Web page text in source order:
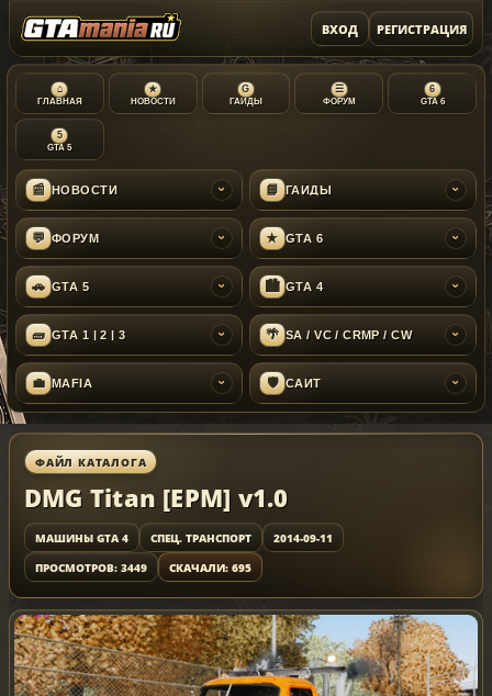
ВХОД РЕГИСТРАЦИЯ
⌂
ГЛАВНАЯ
★
НОВОСТИ
G
ГАЙДЫ
☰
ФОРУМ
6
GTA 6
5
GTA 5
📰 НОВОСТИ › 📘 ГАЙДЫ ›
💬 ФОРУМ › ★ GTA 6 ›
🚗 GTA 5 › 🏙 GTA 4 ›
🧱 GTA 1 | 2 | 3 › 🌴 SA / VC / CRMP / CW ›
💼 MAFIA › 🛡 САЙТ ›
ФАЙЛ КАТАЛОГА
DMG Titan [EPM] v1.0
МАШИНЫ GTA 4 СПЕЦ. ТРАНСПОРТ
2014-09-11
ПРОСМОТРОВ: 3449
СКАЧАЛИ: 695